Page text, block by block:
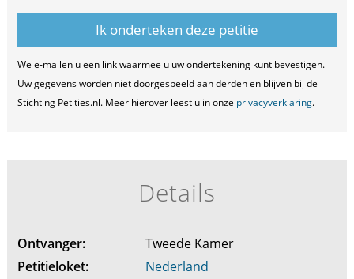
We e-mailen u een link waarmee u uw ondertekening kunt bevestigen.
Uw gegevens worden niet doorgespeeld aan derden en blijven bij de
Stichting Petities.nl. Meer hierover leest u in onze privacyverklaring.
Details
Ontvanger:
Tweede Kamer
Petitieloket:
Nederland